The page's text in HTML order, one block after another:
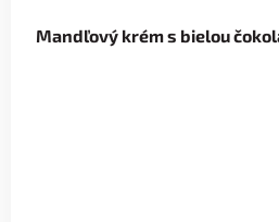
Mandľový krém s bielou